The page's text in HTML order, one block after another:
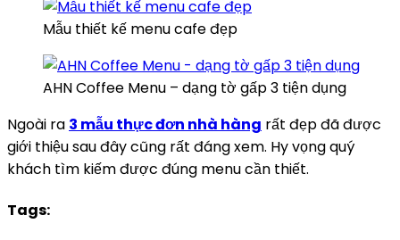
Mẫu thiết kế menu cafe đẹp
AHN Coffee Menu – dạng tờ gấp 3 tiện dụng
Ngoài ra 3 mẫu thực đơn nhà hàng rất đẹp đã được
giới thiệu sau đây cũng rất đáng xem. Hy vọng quý
khách tìm kiếm được đúng menu cần thiết.
Tags: